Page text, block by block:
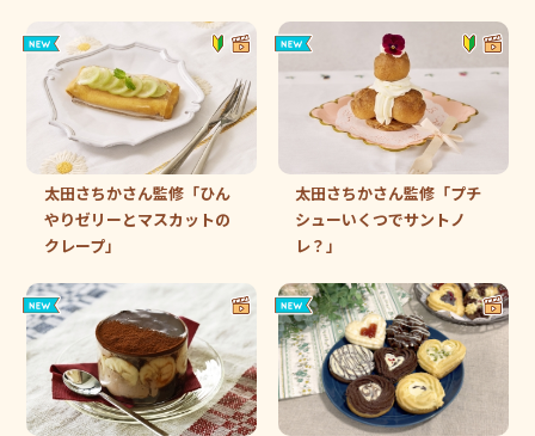
太田さちかさん監修「ひん
やりゼリーとマスカットの
クレープ」
太田さちかさん監修「プチ
シューいくつでサントノ
レ？」